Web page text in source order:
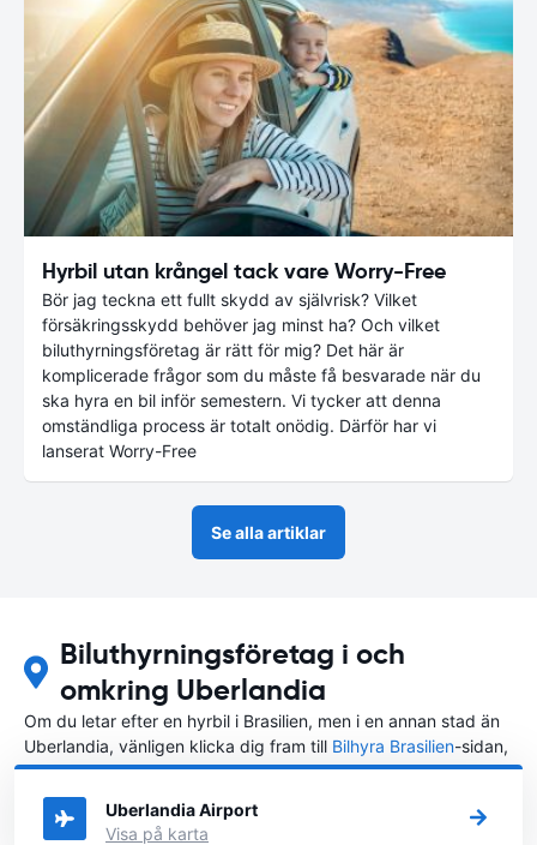
Hyrbil utan krångel tack vare Worry-Free
Bör jag teckna ett fullt skydd av självrisk? Vilket
försäkringsskydd behöver jag minst ha? Och vilket
biluthyrningsföretag är rätt för mig? Det här är
komplicerade frågor som du måste få besvarade när du
ska hyra en bil inför semestern. Vi tycker att denna
omständliga process är totalt onödig. Därför har vi
lanserat Worry-Free
Se alla artiklar
Biluthyrningsföretag i och
omkring Uberlandia
Om du letar efter en hyrbil i Brasilien, men i en annan stad än
Uberlandia, vänligen klicka dig fram till Bilhyra Brasilien-sidan,
där du kan välja i vilken stad i Brasilien du vill hyra en bil.
Uberlandia Airport
Visa på karta